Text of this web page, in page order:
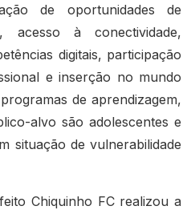
de oportunidades de
acesso à conectividade,
digitais, participação
e inserção no mundo
de aprendizagem,
alvo são adolescentes e
situação de vulnerabilidade
Chiquinho FC realizou a